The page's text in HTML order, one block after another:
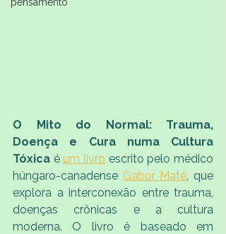
O Mito do Normal: Trauma,
Doença e Cura numa Cultura
Tóxica é um livro escrito pelo médico
húngaro-canadense Gabor Maté , que
explora a interconexão entre trauma,
doenças crônicas e a cultura
moderna. O livro é baseado em